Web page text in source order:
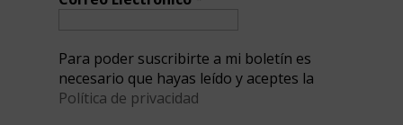
Para poder suscribirte a mi boletín es
necesario que hayas leído y aceptes la
Política de privacidad